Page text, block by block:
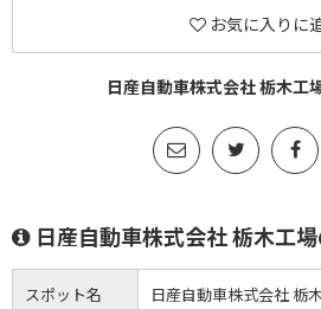
お気に入りに
日産自動車株式会社 栃木工
日産自動車株式会社 栃木工
スポット名 日産自動車株式会社 栃